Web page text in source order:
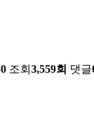
조회 3,559회 댓글